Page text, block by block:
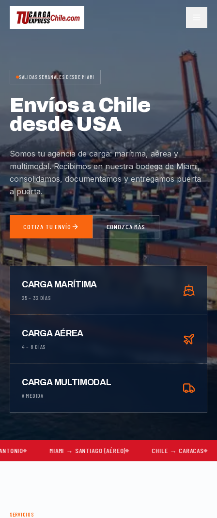
SALIDAS SEMANALES DESDE MIAMI
Envíos a Chile
desde USA
Somos tu agencia de carga: marítima, aérea y
multimodal. Recibimos en nuestra bodega de Miami,
consolidamos, documentamos y entregamos puerta
a puerta.
COTIZA TU ENVÍO CONOZCA MÁS
CARGA MARÍTIMA
25 – 32 DÍAS
CARGA AÉREA
4 – 8 DÍAS
CARGA MULTIMODAL
A MEDIDA
MIAMI → SANTIAGO (AÉREO) CHILE → CARACAS
SERVICIOS